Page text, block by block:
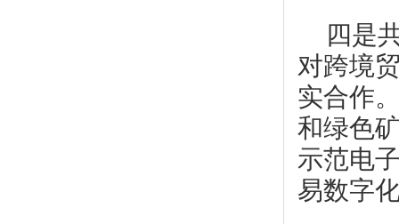
四是
对跨境
实合作
和绿色
示范电
易数字